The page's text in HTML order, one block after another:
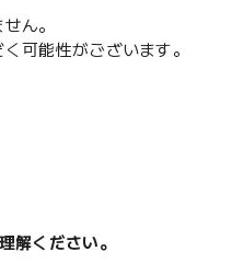
ん。
可能性がございます。
解ください。